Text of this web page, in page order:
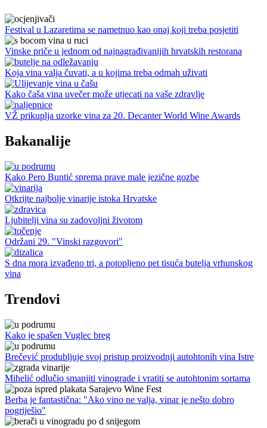
Festival u Lazaretima se nametnuo kao onaj koji treba posjetiti
Vinske priče u jednom od najnagrađivanijih hrvatskih restorana
Koja vina valja čuvati, a u kojima treba odmah uživati
Kako čaša vina uvečer može utjecati na vaše zdravlje
VŽ prikuplja uzorke vina za 20. Decanter World Wine Awards
Bakanalije
Kako Pero Buntić sprema prave male jezične gozbe
Otkrijte najbolje vinarije istoka Hrvatske
Ljubitelji vina su zadovoljni životom
Održani 29. "Vinski razgovori"
S dna mora izvađeno tri, a potopljeno pet tisuća butelja vrhunskog
vina
Trendovi
Kako je spašen Vuglec breg
Brečević produbljuje svoj pristup proizvodnji autohtonih vina Istre
Mihelić odlučio smanjiti vinograde i vratiti se autohtonim sortama
Berba je fantastična: "Ako vino ne valja, vinar je nešto dobro
pogriješio"